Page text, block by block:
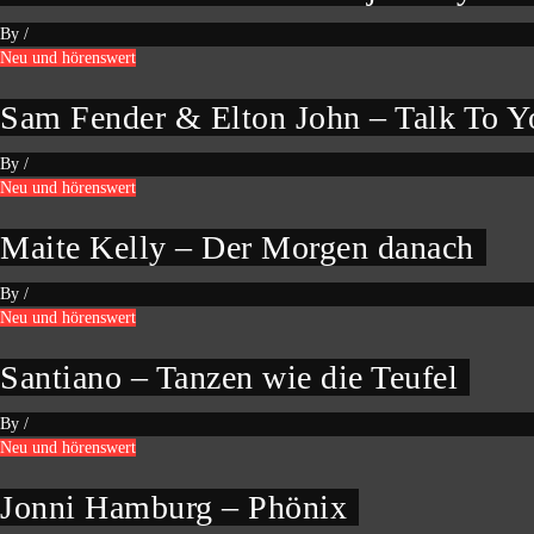
By /
Neu und hörenswert
Sam Fender & Elton John – Talk To
By /
Neu und hörenswert
Maite Kelly – Der Morgen danach
By /
Neu und hörenswert
Santiano – Tanzen wie die Teufel
By /
Neu und hörenswert
Jonni Hamburg – Phönix